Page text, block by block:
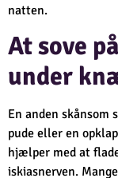
natten.
At sove
under
En anden skånsom
pude eller en
hjælper med at
iskiasnerven.